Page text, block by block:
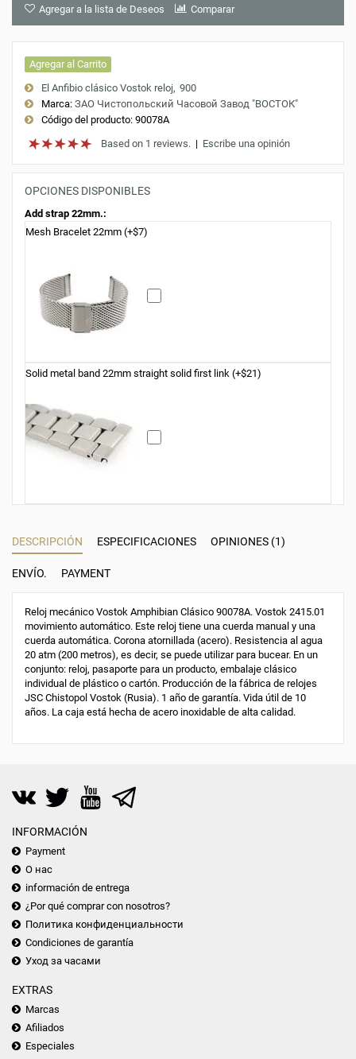
Agregar a la lista de Deseos Comparar
Agregar al Carrito
El Anfibio clásico Vostok reloj 900
Marca: ЗАО Чистопольский Часовой Завод "ВОСТОК"
Código del producto: 90078A
Based on 1 reviews. | Escribe una opinión
OPCIONES DISPONIBLES
Add strap 22mm.:
Mesh Bracelet 22mm (+$7)
Solid metal band 22mm straight solid first link (+$21)
DESCRIPCIÓN ESPECIFICACIONES OPINIONES (1)
ENVÍO. PAYMENT
Reloj mecánico Vostok Amphibian Clásico 90078A. Vostok 2415.01
movimiento automático. Este reloj tiene una cuerda manual y una
cuerda automática. Corona atornillada (acero). Resistencia al agua
20 atm (200 metros), es decir, se puede utilizar para bucear. En un
conjunto: reloj, pasaporte para un producto, embalaje clásico
individual de plástico o cartón. Producción de la fábrica de relojes
JSC Chistopol Vostok (Rusia). 1 año de garantía. Vida útil de 10
años. La caja está hecha de acero inoxidable de alta calidad.
INFORMACIÓN
Payment
О нас
información de entrega
¿Por qué comprar con nosotros?
Политика конфиденциальности
Condiciones de garantía
Уход за часами
EXTRAS
Marcas
Afiliados
Especiales